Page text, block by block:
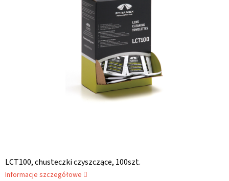
LCT100, chusteczki czyszczące, 100szt.
Informacje szczegółowe